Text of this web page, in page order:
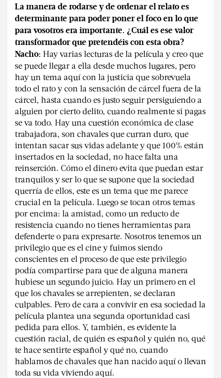
La manera de rodarse y de ordenar el relato es
determinante para poder poner el foco en lo que
para vosotros era importante. ¿Cuál es ese valor
transformador que pretendéis con esta obra?
Nacho: Hay varias lecturas de la película y creo que
se puede llegar a ella desde muchos lugares, pero
hay un tema aquí con la justicia que sobrevuela
todo el rato y con la sensación de cárcel fuera de la
cárcel, hasta cuando es justo seguir persiguiendo a
alguien por cierto delito, cuando realmente si pagas
se va todo. Hay una cuestión económica de clase
trabajadora, son chavales que curran duro, que
intentan sacar sus vidas adelante y que 100% están
insertados en la sociedad, no hace falta una
reinserción. Cómo el dinero evita que puedan estar
tranquilos y ser lo que se supone que la sociedad
querría de ellos, este es un tema que me parece
crucial en la película. Luego se tocan otros temas
por encima: la amistad, como un reducto de
resistencia cuando no tienes herramientas para
defenderte o para expresarte. Nosotros tenemos un
privilegio que es el cine y fuimos siendo
conscientes en el proceso de que este privilegio
podía compartirse para que de alguna manera
hubiese un segundo juicio. Hay un primero en el
que los chavales se arrepienten, se declaran
culpables. Pero de cara a convivir en esa sociedad la
película plantea una segunda oportunidad casi
pedida para ellos. Y, también, es evidente la
cuestión racial, de quién es español y quién no, qué
te hace sentirte español y qué no, cuando
hablamos de chavales que han nacido aquí o llevan
toda su vida viviendo aquí.